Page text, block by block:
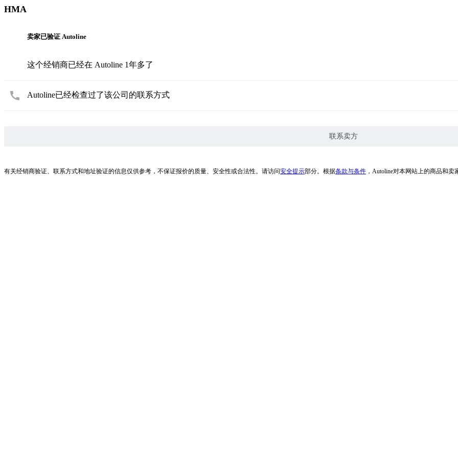
HMA
卖家已验证 Autoline
这个经销商已经在 Autoline 1年多了
Autoline已经检查过了该公司的联系方式
联系卖方
有关经销商验证、联系方式和地址验证的信息仅供参考，不保证报价的质量、安全性或合法性。请访问安全提示部分。根据条款与条件 ，Autoline对本网站上的商品和卖